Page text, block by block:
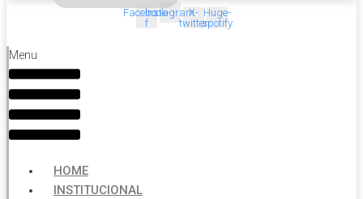
Facebook-
f
InstagramX-
twitter
Huge-
spotify
Menu
HOME
INSTITUCIONAL